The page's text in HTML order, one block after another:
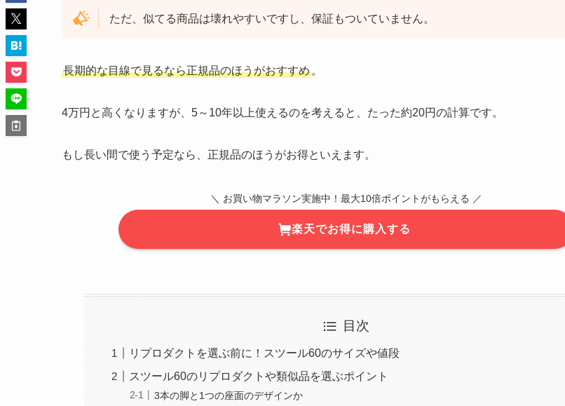
ただ、似てる商品は壊れやすいですし、保証もついていません。
長期的な目線で見るなら正規品のほうがおすすめ。
4万円と高くなりますが、5～10年以上使えるのを考えると、たった約20円の計算です。
もし長い間で使う予定なら、正規品のほうがお得といえます。
＼ お買い物マラソン実施中！最大10倍ポイントがもらえる ／
楽天でお得に購入する
目次
リプロダクトを選ぶ前に！スツール60のサイズや値段
スツール60のリプロダクトや類似品を選ぶポイント
3本の脚と1つの座面のデザインか